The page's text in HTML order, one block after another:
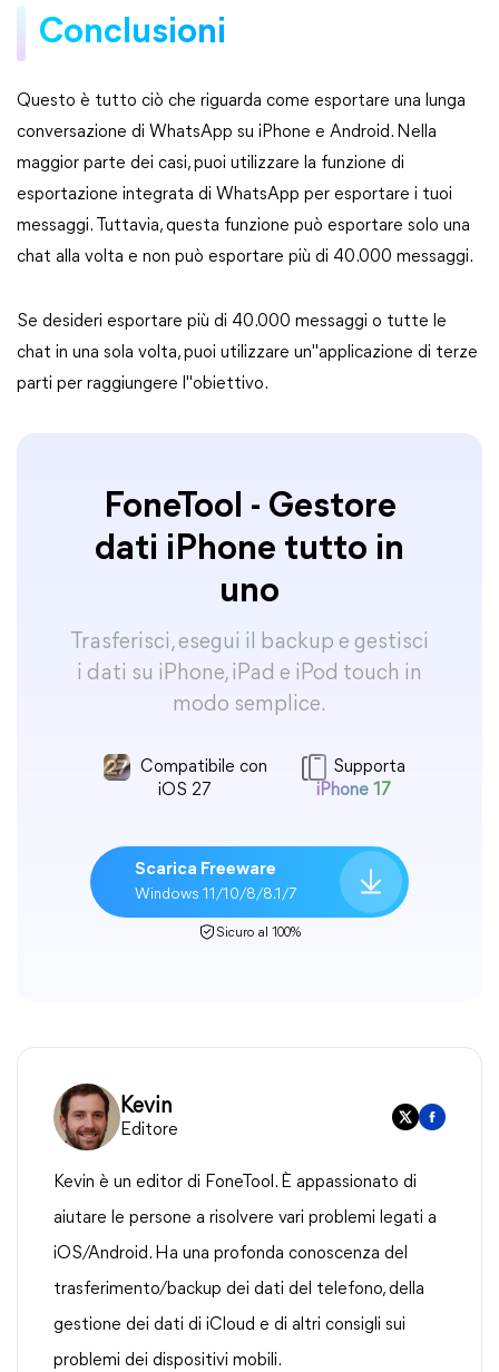
Conclusioni
Questo è tutto ciò che riguarda come esportare una lunga
conversazione di WhatsApp su iPhone e Android. Nella
maggior parte dei casi, puoi utilizzare la funzione di
esportazione integrata di WhatsApp per esportare i tuoi
messaggi. Tuttavia, questa funzione può esportare solo una
chat alla volta e non può esportare più di 40.000 messaggi.
Se desideri esportare più di 40.000 messaggi o tutte le
chat in una sola volta, puoi utilizzare un"applicazione di terze
parti per raggiungere l"obiettivo.
FoneTool - Gestore
dati iPhone tutto in
uno
Trasferisci, esegui il backup e gestisci
i dati su iPhone, iPad e iPod touch in
modo semplice.
Compatibile con
iOS 27
Supporta
iPhone 17
Scarica Freeware
Windows 11/10/8/8.1/7
Sicuro al 100%
Kevin
Editore
Kevin è un editor di FoneTool. È appassionato di
aiutare le persone a risolvere vari problemi legati a
iOS/Android. Ha una profonda conoscenza del
trasferimento/backup dei dati del telefono, della
gestione dei dati di iCloud e di altri consigli sui
problemi dei dispositivi mobili.